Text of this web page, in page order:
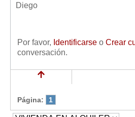
Diego
Por favor, Identificarse o Crear
conversación.
Página: 1